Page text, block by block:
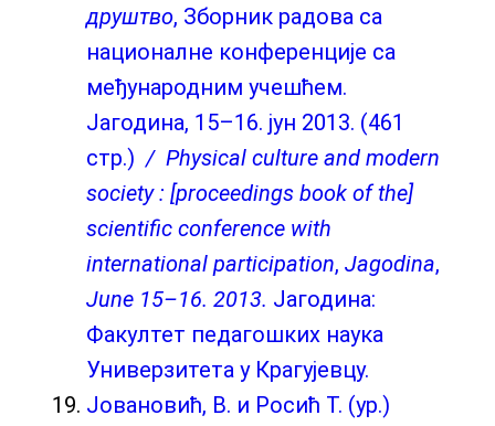
друштво, Зборник радова са
националне конференције са
међународним учешћем.
Јагодина, 15–16. јун 2013. (461
стр.) / Physical culture and modern
society : [proceedings book of the]
scientific conference with
international participation, Jagodina,
Јune 15–16. 2013. Јагодина:
Факултет педагошких наука
Универзитета у Крагујевцу.
Јовановић, В. и Росић Т. (ур.)